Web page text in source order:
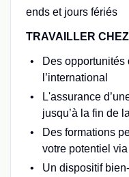
ends et jours fériés
TRAVAILLER
Des opportunités
l’international
L'assurance
jusqu’à la fin de
Des formations
votre potentiel
Un dispositif